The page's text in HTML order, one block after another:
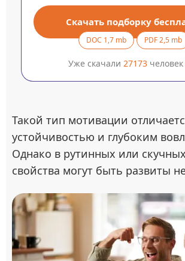
Скачать подборку
DOC 1,7 mb PDF 2,5 mb
Уже скачали 27173 человек
Такой тип мотивации
устойчивостью и глубоким
Однако в рутинных или
свойства могут быть развиты